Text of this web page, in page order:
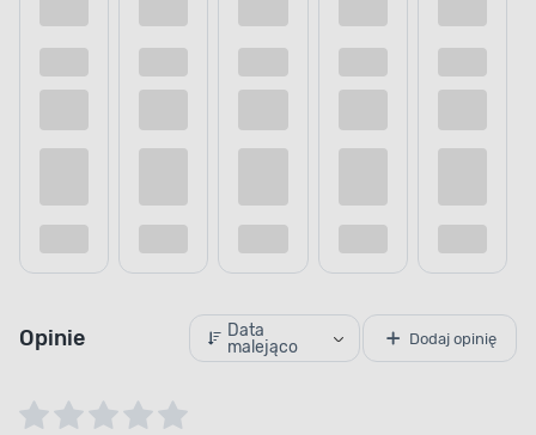
Opinie
Data
malejąco
Dodaj opinię